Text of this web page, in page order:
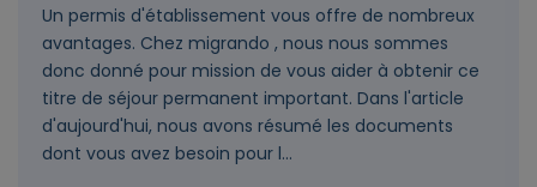
Un permis d'établissement vous offre de nombreux
avantages. Chez migrando , nous nous sommes
donc donné pour mission de vous aider à obtenir ce
titre de séjour permanent important. Dans l'article
d'aujourd'hui, nous avons résumé les documents
dont vous avez besoin pour l...